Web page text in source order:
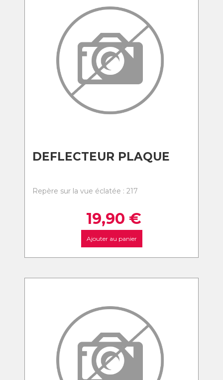
DEFLECTEUR PLAQUE
Repère sur la vue éclatée : 217
19,90 €
Ajouter au panier